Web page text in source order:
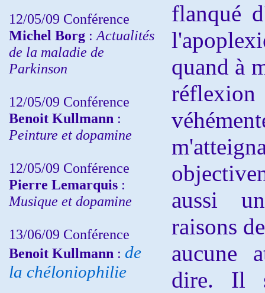
12/05/09 Conférence
Michel Borg : Actualités
de la maladie de
Parkinson
12/05/09 Conférence
Benoit Kullmann :
Peinture et dopamine
12/05/09 Conférence
Pierre Lemarquis :
Musique et dopamine
13/06/09 Conférence
Benoit Kullmann : de
la chéloniophilie
flanqué
quand à
aussi
raisons
aucune
dire. Il